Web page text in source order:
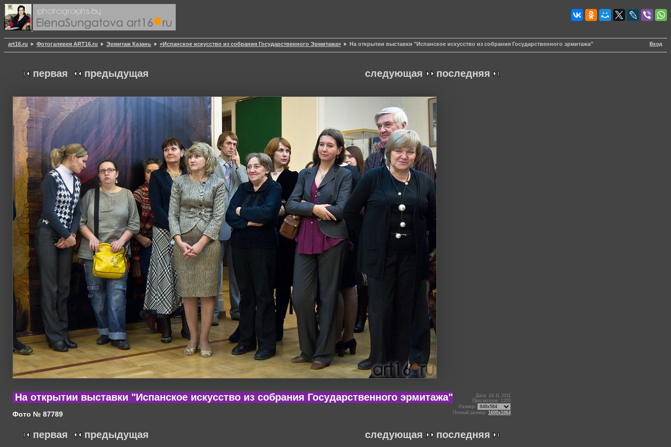
Вход
art16.ru Фотогалерея ART16.ru Эрмитаж Казань «Испанское искусство из собрания Государственного Эрмитажа» На открытии выставки "Испанское искусство из собрания Государственного эрмитажа"
следующая последняя
первая предыдущая
На открытии выставки "Испанское искусство из собрания Государственного эрмитажа"
Фото № 87789
Дата: 24.11.2011
Просмотров: 1355
Размер:
Полный размер: 1600x1064
следующая последняя
первая предыдущая